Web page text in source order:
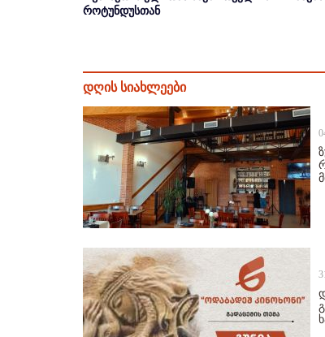
როტუნდუსთან
დღის სიახლეები